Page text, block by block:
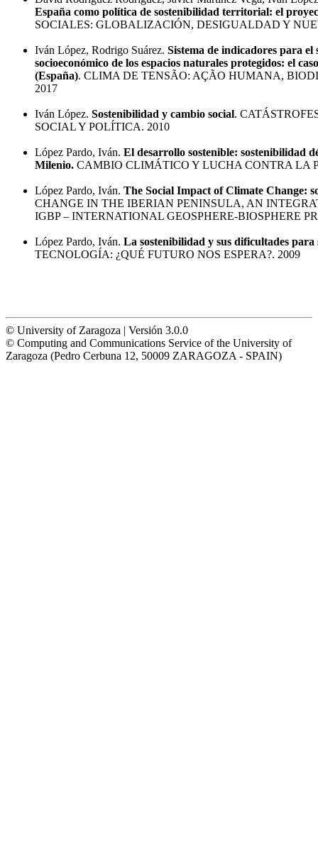
España como política de sostenibilidad territorial: el
SOCIALES: GLOBALIZACIÓN, DESIGUALDAD Y
Iván López, Rodrigo Suárez. Sistema de indicadores para
socioeconómico de los espacios naturales protegidos: el
(España). CLIMA DE TENSÃO: AÇÃO HUMANA,
2017
Iván López. Sostenibilidad y cambio social.
SOCIAL Y POLÍTICA. 2010
López Pardo, Iván. El desarrollo sostenible: sostenibilidad
Milenio. CAMBIO CLIMÁTICO Y LUCHA CONTRA LA
López Pardo, Iván. The Social Impact of Climate Change:
CHANGE IN THE IBERIAN PENINSULA, AN
IGBP – INTERNATIONAL GEOSPHERE-BIOSPHERE
López Pardo, Iván. La sostenibilidad y sus dificultades
TECNOLOGÍA: ¿QUÉ FUTURO NOS ESPERA?. 2009
© University of Zaragoza | Versión 3.0.0
© Computing and Communications Service of the University of
Zaragoza (Pedro Cerbuna 12, 50009 ZARAGOZA - SPAIN)